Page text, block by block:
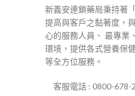
新義安連鎖藥局秉持著
提高與客戶之黏著度，
心的服務人員、 最專業
環境，提供各式營養保
等全方位服務。
客服電話 : 0800-678-